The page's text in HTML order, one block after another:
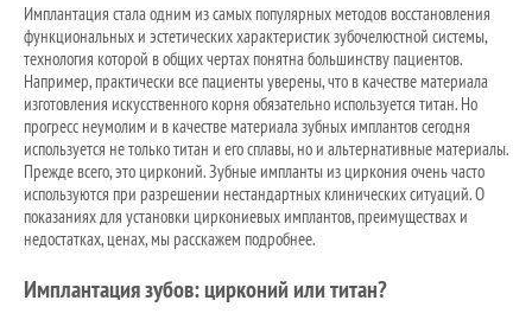
Имплантация стала одним из самых популярных методов восстановления
функциональных и эстетических характеристик зубочелюстной системы,
технология которой в общих чертах понятна большинству пациентов.
Например, практически все пациенты уверены, что в качестве материала
изготовления искусственного корня обязательно используется титан. Но
прогресс неумолим и в качестве материала зубных имплантов сегодня
используется не только титан и его сплавы, но и альтернативные материалы.
Прежде всего, это цирконий. Зубные импланты из циркония очень часто
используются при разрешении нестандартных клинических ситуаций. О
показаниях для установки циркониевых имплантов, преимуществах и
недостатках, ценах, мы расскажем подробнее.
Имплантация зубов: цирконий или титан?